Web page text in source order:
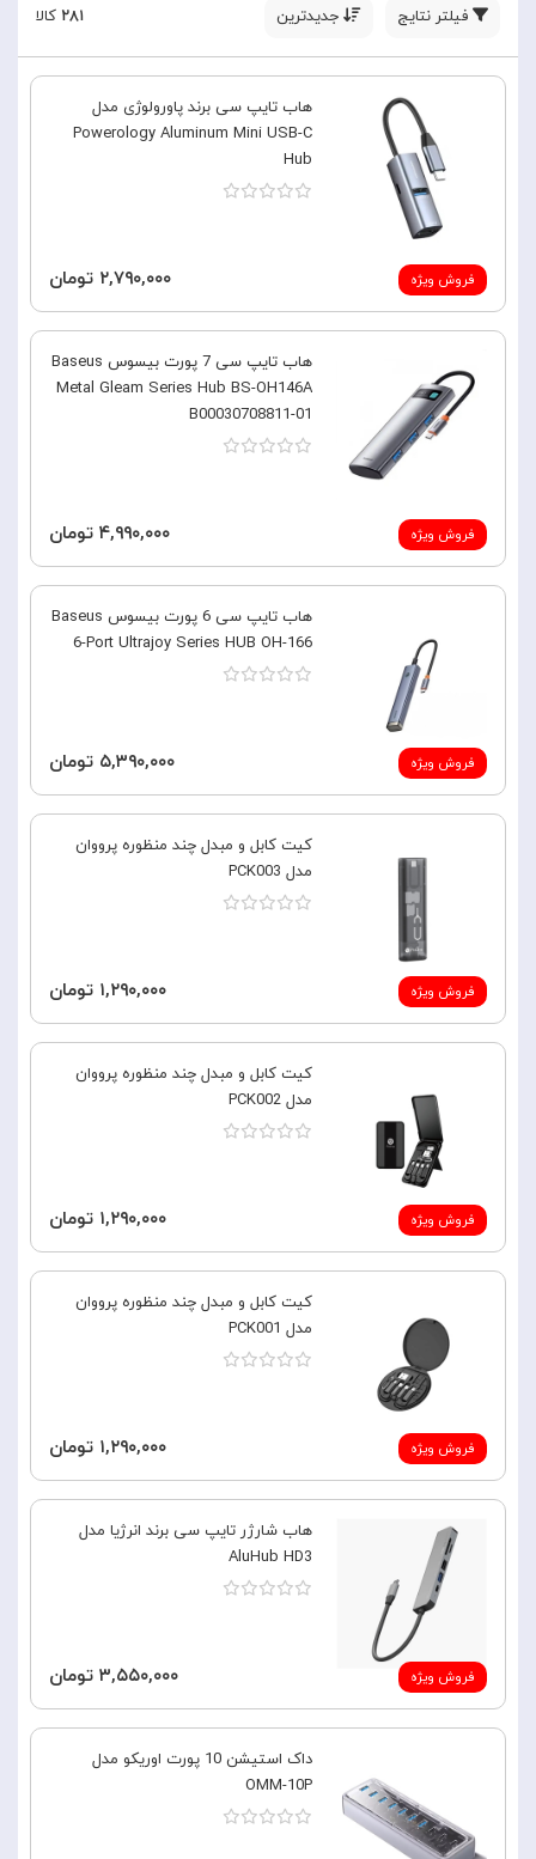
فیلتر نتایج جدیدترین ۲۸۱ کالا
فروش ویژه
هاب تایپ سی برند پاورولوژی مدل
Powerology Aluminum Mini USB-C
Hub
۲,۷۹۰,۰۰۰ تومان
فروش ویژه
هاب تایپ سی 7 پورت بیسوس Baseus
Metal Gleam Series Hub BS-OH146A
B00030708811-01
۴,۹۹۰,۰۰۰ تومان
فروش ویژه
هاب تایپ سی 6 پورت بیسوس Baseus
6-Port Ultrajoy Series HUB OH-166
۵,۳۹۰,۰۰۰ تومان
فروش ویژه
کیت کابل و مبدل چند منظوره پرووان
مدل PCK003
۱,۲۹۰,۰۰۰ تومان
فروش ویژه
کیت کابل و مبدل چند منظوره پرووان
مدل PCK002
۱,۲۹۰,۰۰۰ تومان
فروش ویژه
کیت کابل و مبدل چند منظوره پرووان
مدل PCK001
۱,۲۹۰,۰۰۰ تومان
فروش ویژه
هاب شارژر تایپ سی برند انرژیا مدل
AluHub HD3
۳,۵۵۰,۰۰۰ تومان
داک استیشن 10 پورت اوریکو مدل
OMM-10P